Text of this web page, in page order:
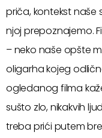
priča, kontekst naše
njoj prepoznajemo.
– neko naše opšte
oligarha kojeg
ogledanog filma
sušto zlo, nikakvih
treba prići putem